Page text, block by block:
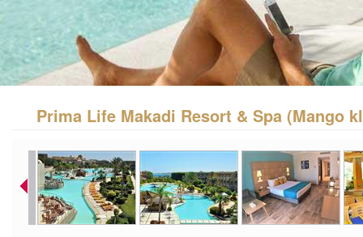
Prima Life Makadi Resort & Spa (Mango